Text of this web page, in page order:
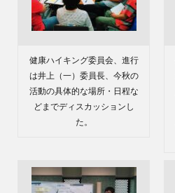
健康ハイキング委員会、進行
は井上（一）委員長、今秋の
活動の具体的な場所・日程な
どまでディスカッションし
た。